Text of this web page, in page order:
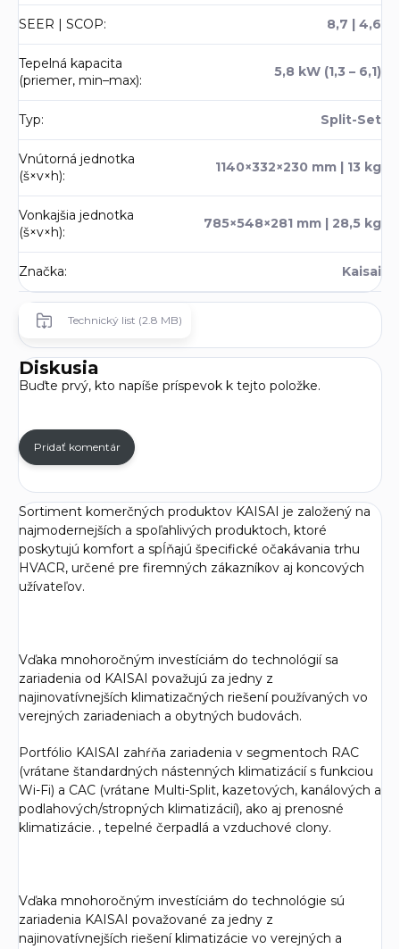
SEER | SCOP: 8,7 | 4,6
Tepelná kapacita
(priemer, min–max):
5,8 kW (1,3 – 6,1)
Typ: Split-Set
Vnútorná jednotka
(š×v×h):
1140×332×230 mm | 13 kg
Vonkajšia jednotka
(š×v×h):
785×548×281 mm | 28,5 kg
Značka: Kaisai
Technický list (2.8 MB)
Diskusia
Buďte prvý, kto napíše príspevok k tejto položke.
Pridať komentár
Sortiment komerčných produktov KAISAI je založený na
najmodernejších a spoľahlivých produktoch, ktoré
poskytujú komfort a spĺňajú špecifické očakávania trhu
HVACR, určené pre firemných zákazníkov aj koncových
užívateľov.
Vďaka mnohoročným investíciám do technológií sa
zariadenia od KAISAI považujú za jedny z
najinovatívnejších klimatizačných riešení používaných vo
verejných zariadeniach a obytných budovách.
Portfólio KAISAI zahŕňa zariadenia v segmentoch RAC
(vrátane štandardných nástenných klimatizácií s funkciou
Wi-Fi) a CAC (vrátane Multi-Split, kazetových, kanálových a
podlahových/stropných klimatizácií), ako aj prenosné
klimatizácie. , tepelné čerpadlá a vzduchové clony.
Vďaka mnohoročným investíciám do technológie sú
zariadenia KAISAI považované za jedny z
najinovatívnejších riešení klimatizácie vo verejných a